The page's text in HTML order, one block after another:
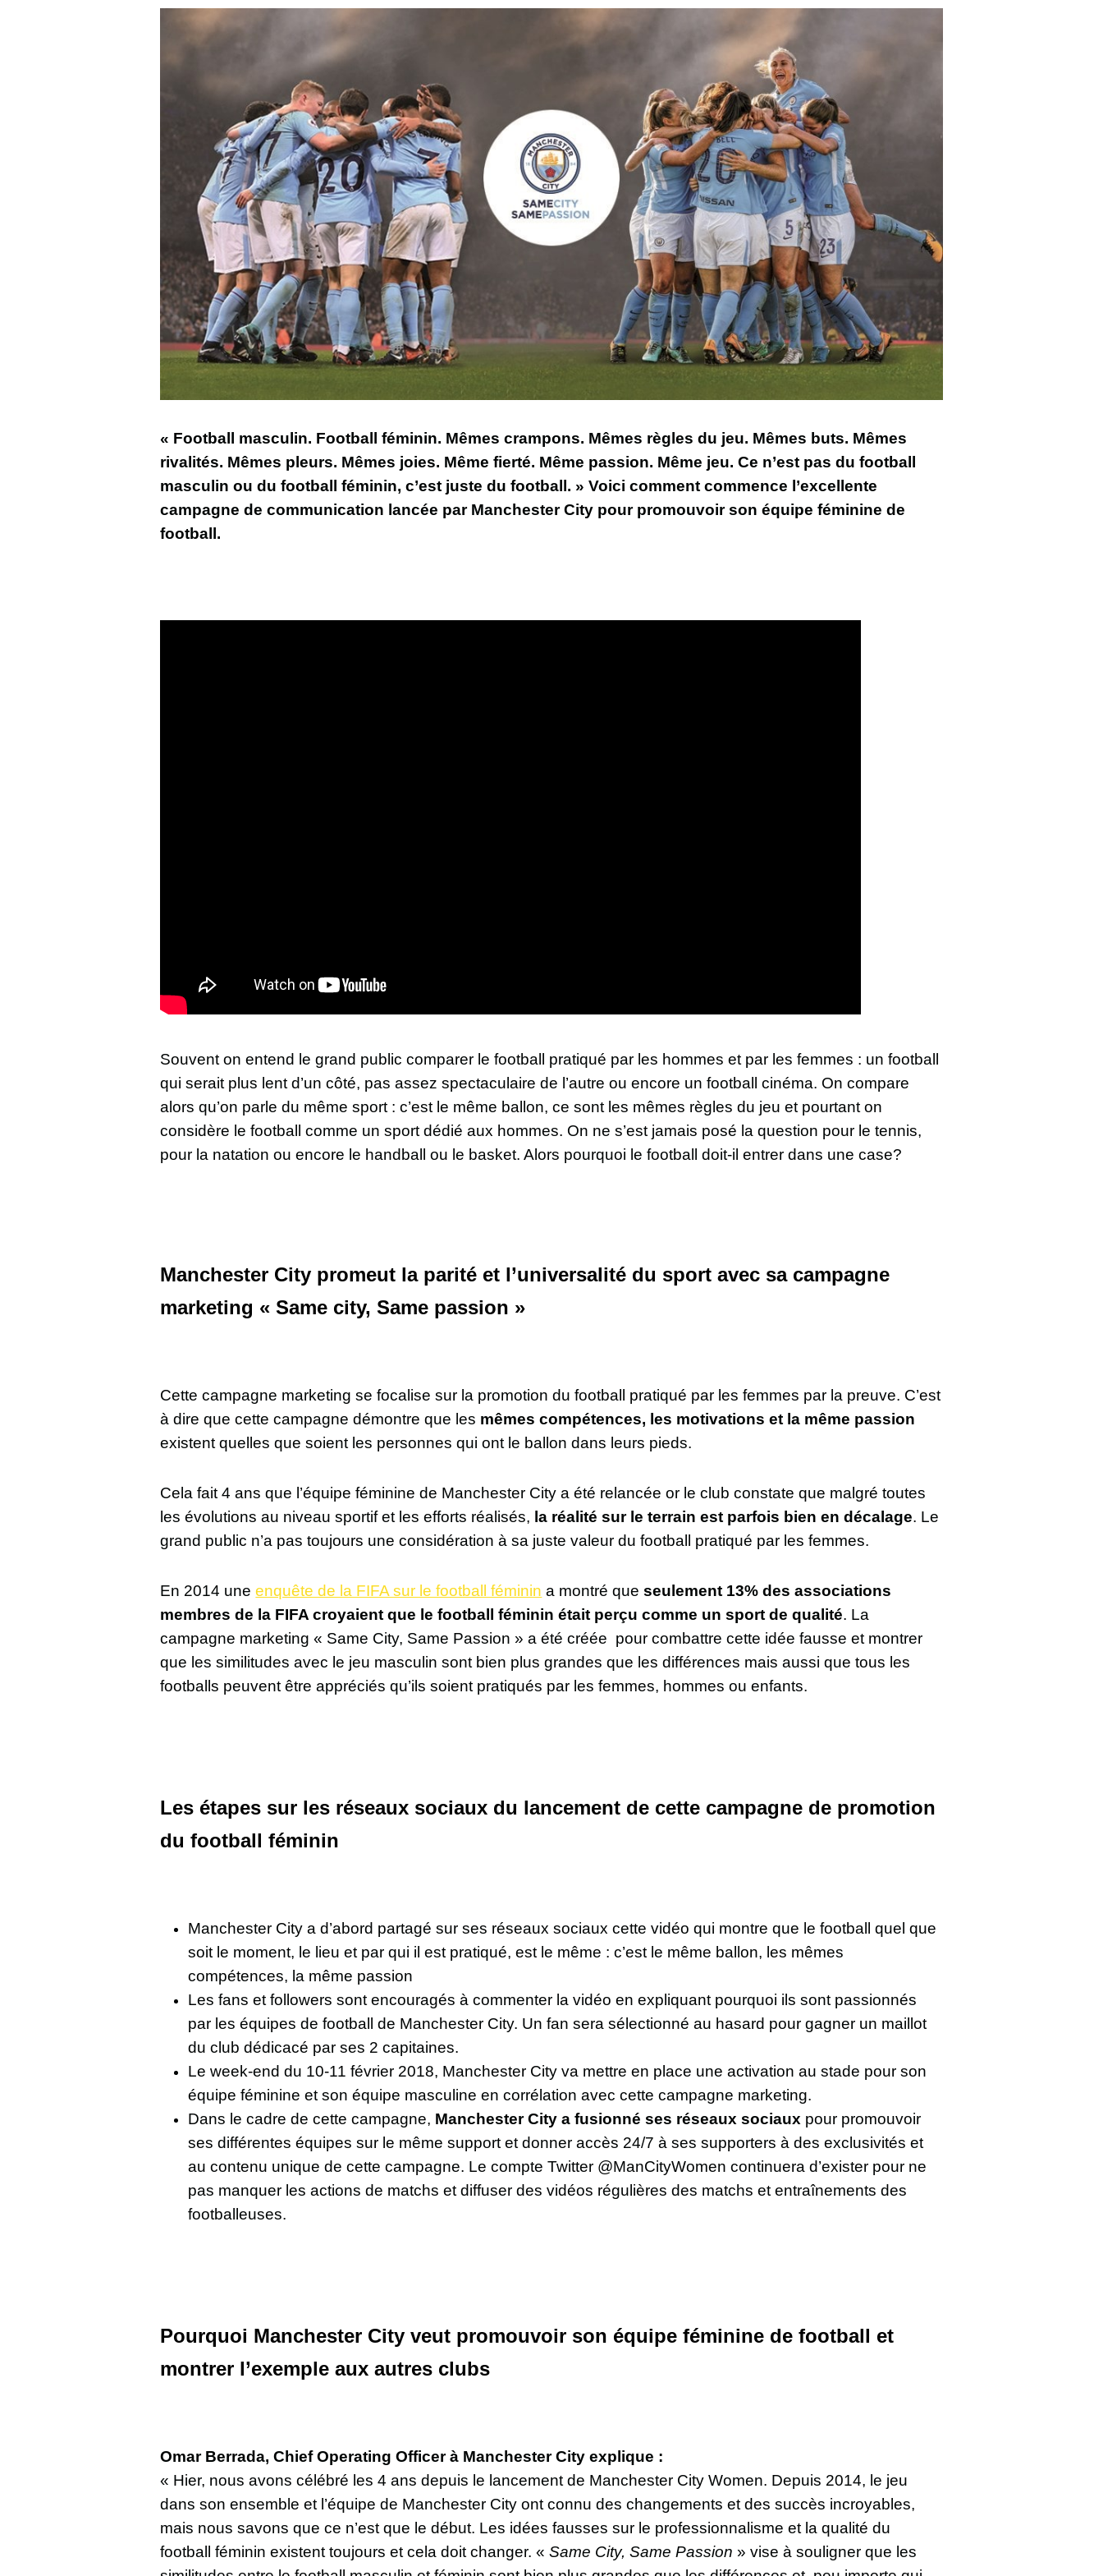
« Football masculin. Football féminin. Mêmes crampons. Mêmes règles du jeu. Mêmes buts. Mêmes
rivalités. Mêmes pleurs. Mêmes joies. Même fierté. Même passion. Même jeu. Ce n’est pas du football
masculin ou du football féminin, c’est juste du football. » Voici comment commence l’excellente
campagne de communication lancée par Manchester City pour promouvoir son équipe féminine de
football.
Souvent on entend le grand public comparer le football pratiqué par les hommes et par les femmes : un football
qui serait plus lent d’un côté, pas assez spectaculaire de l’autre ou encore un football cinéma. On compare
alors qu’on parle du même sport : c’est le même ballon, ce sont les mêmes règles du jeu et pourtant on
considère le football comme un sport dédié aux hommes. On ne s’est jamais posé la question pour le tennis,
pour la natation ou encore le handball ou le basket. Alors pourquoi le football doit-il entrer dans une case?
Manchester City promeut la parité et l’universalité du sport avec sa campagne
marketing « Same city, Same passion »
Cette campagne marketing se focalise sur la promotion du football pratiqué par les femmes par la preuve. C’est
à dire que cette campagne démontre que les mêmes compétences, les motivations et la même passion
existent quelles que soient les personnes qui ont le ballon dans leurs pieds.
Cela fait 4 ans que l’équipe féminine de Manchester City a été relancée or le club constate que malgré toutes
les évolutions au niveau sportif et les efforts réalisés, la réalité sur le terrain est parfois bien en décalage. Le
grand public n’a pas toujours une considération à sa juste valeur du football pratiqué par les femmes.
En 2014 uneenquête de la FIFA sur le football féminin a montré queseulement 13% des associations
membres de la FIFA croyaient que le football féminin était perçu comme un sport de qualité. La
campagne marketing « Same City, Same Passion » a été créée pour combattre cette idée fausse et montrer
que les similitudes avec le jeu masculin sont bien plus grandes que les différences mais aussi que tous les
footballs peuvent être appréciés qu’ils soient pratiqués par les femmes, hommes ou enfants.
Les étapes sur les réseaux sociaux du lancement de cette campagne de promotion
du football féminin
Manchester City a d’abord partagé sur ses réseaux sociaux cette vidéo qui montre que le football quel que
soit le moment, le lieu et par qui il est pratiqué, est le même : c’est le même ballon, les mêmes
compétences, la même passion
Les fans et followers sont encouragés à commenter la vidéo en expliquant pourquoi ils sont passionnés
par les équipes de football de Manchester City. Un fan sera sélectionné au hasard pour gagner un maillot
du club dédicacé par ses 2 capitaines.
Le week-end du 10-11 février 2018, Manchester City va mettre en place une activation au stade pour son
équipe féminine et son équipe masculine en corrélation avec cette campagne marketing.
Dans le cadre de cette campagne, Manchester City a fusionné ses réseaux sociaux pour promouvoir
ses différentes équipes sur le même support et donner accès 24/7 à ses supporters à des exclusivités et
au contenu unique de cette campagne. Le compte Twitter @ManCityWomen continuera d’exister pour ne
pas manquer les actions de matchs et diffuser des vidéos régulières des matchs et entraînements des
footballeuses.
Pourquoi Manchester City veut promouvoir son équipe féminine de football et
montrer l’exemple aux autres clubs
Omar Berrada, Chief Operating Officer à Manchester City explique :
« Hier, nous avons célébré les 4 ans depuis le lancement de Manchester City Women. Depuis 2014, le jeu
dans son ensemble et l’équipe de Manchester City ont connu des changements et des succès incroyables,
mais nous savons que ce n’est que le début. Les idées fausses sur le professionnalisme et la qualité du
football féminin existent toujours et cela doit changer. «Same City, Same Passion » vise à souligner que les